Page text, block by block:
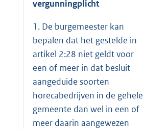
vergunningplicht
1. De burgemeester kan
bepalen dat het gestelde in
artikel 2:28 niet geldt voor
een of meer in dat besluit
aangeduide soorten
horecabedrijven in de gehele
gemeente dan wel in een of
meer daarin aangewezen